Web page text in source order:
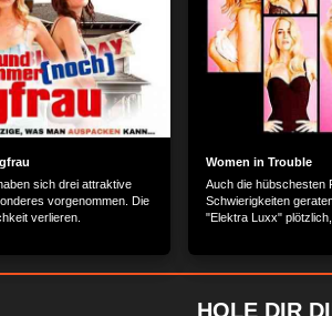
Recht haben, einer solchen Verarbeitung zu
Sie können Ihre Einstellungen jederzeit
Website zurückkehren und unten auf der
sich drei attraktive
vorgenommen. Die
verlieren.
Women in Trouble
Auch die hübschesten
Schwierigkeiten
"Elektra Luxx"
HOLE DIR